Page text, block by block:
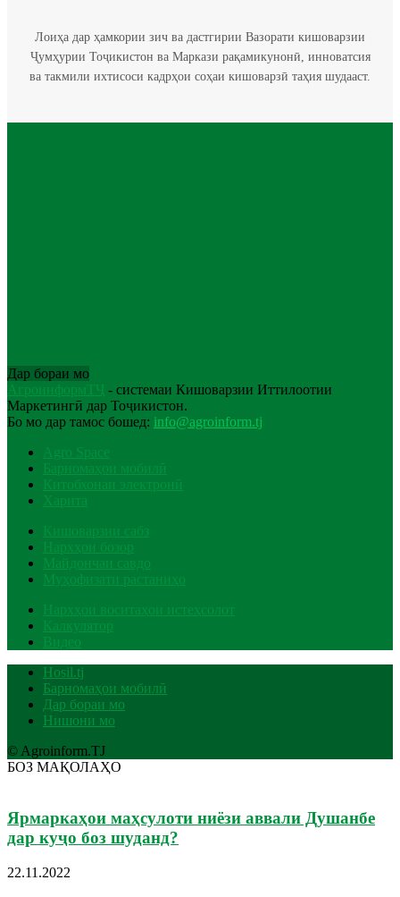
Лоиҳа дар ҳамкории зич ва дастгирии Вазорати кишоварзии
Ҷумҳурии Тоҷикистон ва Маркази рақамикунонӣ, инноватсия
ва такмили ихтисоси кадрҳои соҳаи кишоварзӣ таҳия шудааст.
Дар бораи мо
АгроинформТҶ - системаи Кишоварзии Иттилоотии
Маркетингӣ дар Тоҷикистон.
Бо мо дар тамос бошед: info@agroinform.tj
Agro Space
Барномаҳои мобилӣ
Китобхонаи электронӣ
Харита
Кишоварзии сабз
Нархҳои бозор
Майдончаи савдо
Муҳофизати растаниҳо
Нархҳои воситаҳои истеҳсолот
Калкулятор
Видео
Hosil.tj
Барномаҳои мобилӣ
Дар бораи мо
Нишони мо
© Agroinform.TJ
БОЗ МАҚОЛАҲО
Ярмаркаҳои маҳсулоти ниёзи аввали Душанбе
дар куҷо боз шуданд?
22.11.2022